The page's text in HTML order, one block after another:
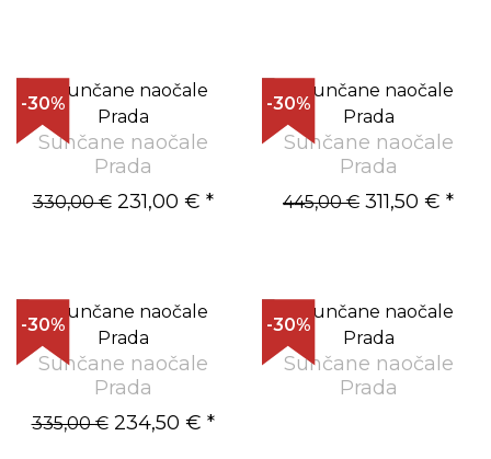
-30%
Sunčane naočale
Prada
330,00 €231,00 € *
-30%
Sunčane naočale
Prada
445,00 € 311,50 € *
-30%
Sunčane naočale
Prada
335,00 €234,50 € *
-30%
Sunčane naočale
Prada